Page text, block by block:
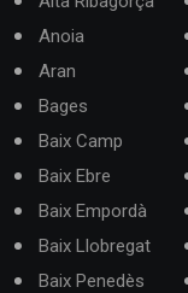
Anoia
Aran
Bages
Baix Camp
Baix Ebre
Baix Empordà
Baix Llobregat
Baix Penedès